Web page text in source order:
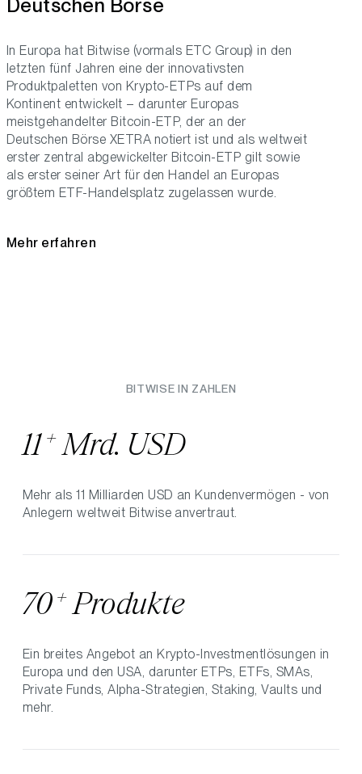
Deutschen Börse
In Europa hat Bitwise (vormals ETC Group) in den
letzten fünf Jahren eine der innovativsten
Produktpaletten von Krypto-ETPs auf dem
Kontinent entwickelt – darunter Europas
meistgehandelter Bitcoin-ETP, der an der
Deutschen Börse XETRA notiert ist und als weltweit
erster zentral abgewickelter Bitcoin-ETP gilt sowie
als erster seiner Art für den Handel an Europas
größtem ETF-Handelsplatz zugelassen wurde.
Mehr erfahren
BITWISE IN ZAHLEN
11 + Mrd. USD
Mehr als 11 Milliarden USD an Kundenvermögen - von
Anlegern weltweit Bitwise anvertraut.
70 + Produkte
Ein breites Angebot an Krypto-Investmentlösungen in
Europa und den USA, darunter ETPs, ETFs, SMAs,
Private Funds, Alpha-Strategien, Staking, Vaults und
mehr.